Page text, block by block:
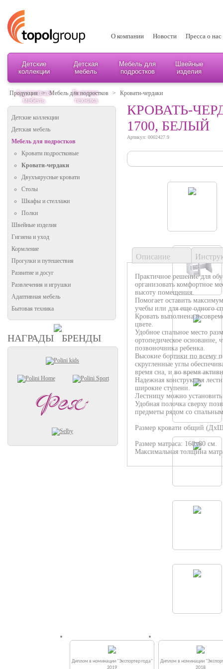
О компании Новости Пресса о нас
Детские
коллекции
Детская
мебель
Мебель для
подростков
Швейные
изделия
Адаптивная
мебель
Бытовая
техника
Продукция > Мебель для подростков > Кровати-чердаки
Детские коллекции
Детская мебель
Мебель для подростков
Кровати подростковые
Кровати-чердаки
Двухъярусные кровати
Столы
Шкафы и стеллажи
Полки
Швейные изделия
Гигиена и уход
Кормление
Прогулки и путешествия
Развитие и досуг
Развлечения и игрушки
Адаптивная мебель
Бытовая техника
НАГРАДЫ БРЕНДЫ
КРОВАТЬ-
1700, БЕЛЫЙ
Артикул: 0002427.9
Описание
Практичное решение для
организовать комфортное
высоту помещения.
Помогает оставить
учебы или для еще одного
Кровать выполнена в
цвете.
Удобное спальное место
ортопедическое основание,
позвоночника ребенка.
Высокие бортики по всему
скругленные углы
время сна, и во время
Надежная конструкция
широкие ступени.
Лестницу можно установить
Удобная полочка сверху
предметы рядом со
Размер кровати общий
Размер матраса: 160х80 см.
Максимальная толщина
Диплом в номинации "Экспортер года"
2019
Диплом в номинации
2018